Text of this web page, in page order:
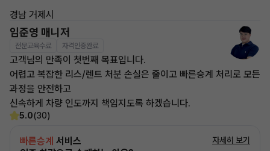
경남 거제시
임준영 매니저
전문교육수료 자격인증완료
고객님의 만족이 첫번째 목표입니다.
어렵고 복잡한 리스/렌트 처분 손실은 줄이고 빠른승계 처리로 모든
과정을 안전하고
신속하게 차량 인도까지 책임지도록 하겠습니다.
5.0(30)
빠른승계 서비스
자세히 보기